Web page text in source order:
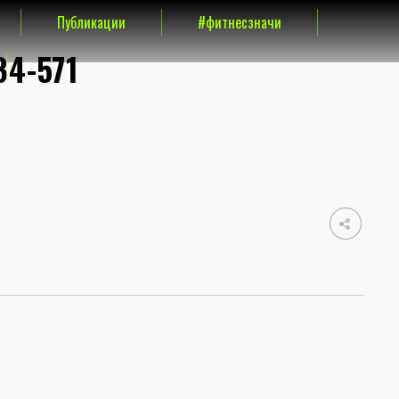
Публикации #фитнесзначи
571